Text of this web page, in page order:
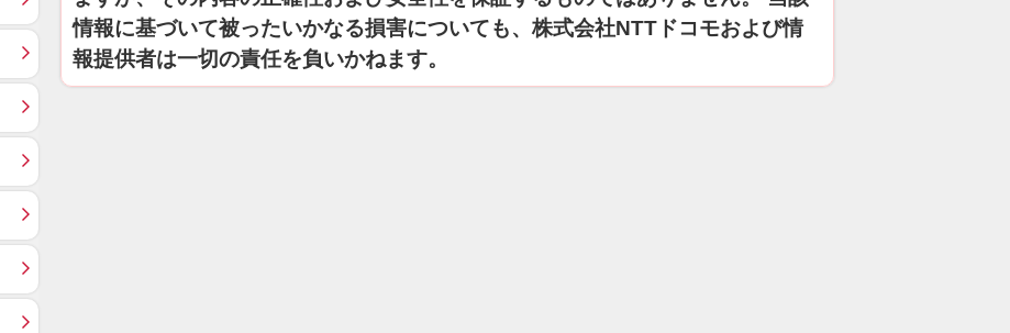
情報に基づいて被ったいかなる損害についても、株式会社NTTドコモおよび情
報提供者は一切の責任を負いかねます。